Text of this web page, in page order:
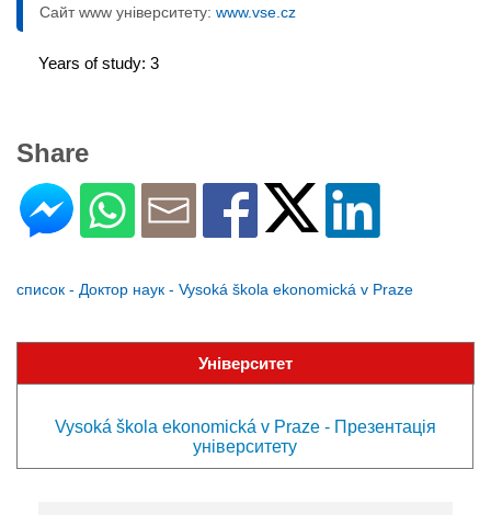
Сайт www університету: www.vse.cz
Years of study: 3
Share
список - Доктор наук - Vysoká škola ekonomická v Praze
Університет
Vysoká škola ekonomická v Praze - Презентація
університету